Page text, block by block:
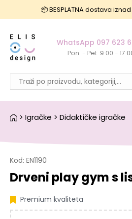
📦 BESPLATNA dostava
WhatsApp 097 623
Pon. - Pet. 9:00 -
> Igračke > Didaktičke igračke
Kod: EN1190
Drveni play gym s
Premium kvaliteta